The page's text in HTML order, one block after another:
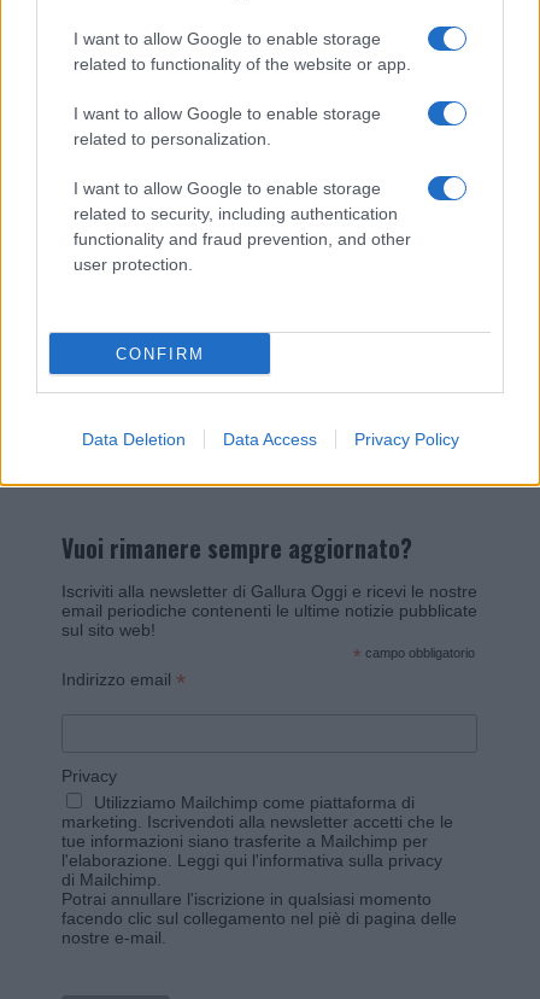
I want to allow Google to enable storage
related to functionality of the website or app.
I want to allow Google to enable storage
related to personalization.
I want to allow Google to enable storage
related to security, including authentication
functionality and fraud prevention, and other
user protection.
CONFIRM
Data Deletion Data Access Privacy Policy
I nostri cari
Giovannimaria Cabras
Invia un Comunicato Stampa|Pubblicità|Segnala
Vuoi rimanere sempre aggiornato?
Iscriviti alla newsletter di Gallura Oggi e ricevi le nostre
email periodiche contenenti le ultime notizie pubblicate
sul sito web!
* campo obbligatorio
Indirizzo email *
Privacy
Utilizziamo Mailchimp come piattaforma di
marketing. Iscrivendoti alla newsletter accetti che le
tue informazioni siano trasferite a Mailchimp per
l'elaborazione. Leggi qui l'informativa sulla privacy
di Mailchimp
Potrai annullare l'iscrizione in qualsiasi momento
facendo clic sul collegamento nel piè di pagina delle
nostre e-mail.